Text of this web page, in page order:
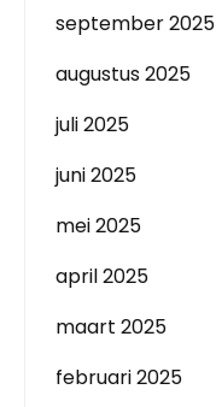
september 2025
augustus 2025
juli 2025
juni 2025
mei 2025
april 2025
maart 2025
februari 2025